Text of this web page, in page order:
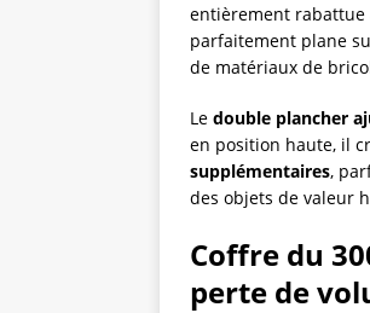
entièrement rabattue
parfaitement plane
de matériaux de
Le double plancher
en position haute, il
supplémentaires,
des objets de valeur
Coffre du
perte de